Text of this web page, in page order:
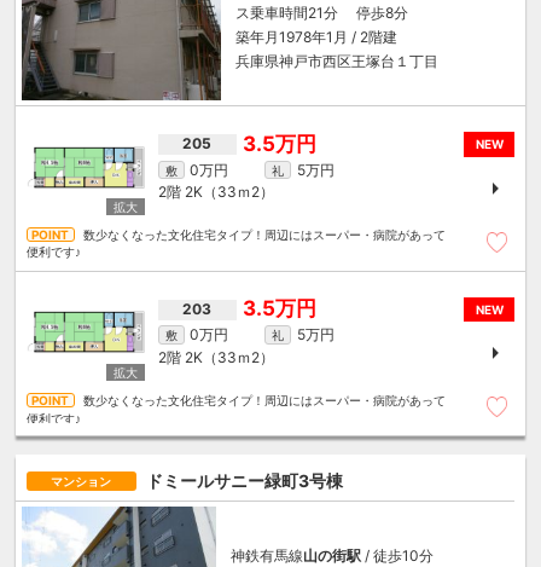
ス乗車時間21分 停歩8分
築年月1978年1月 / 2階建
兵庫県神戸市西区王塚台１丁目
NEW
205 3.5万円
敷 0万円 礼
5万円
2階 2K（33ｍ 2）
数少なくなった文化住宅タイプ！周辺にはスーパー・病院があって
便利です♪
NEW
203 3.5万円
敷 0万円 礼
5万円
2階 2K（33ｍ 2）
数少なくなった文化住宅タイプ！周辺にはスーパー・病院があって
便利です♪
マンション ドミールサニー緑町3号棟
神鉄有馬線山の街駅 / 徒歩10分